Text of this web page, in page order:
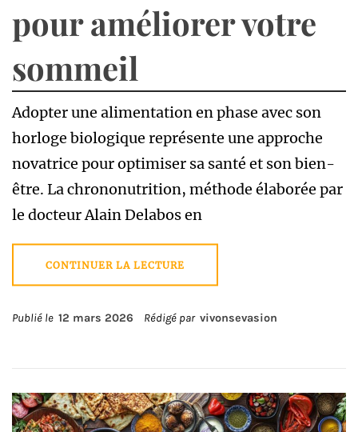
pour améliorer votre
sommeil
Adopter une alimentation en phase avec son
horloge biologique représente une approche
novatrice pour optimiser sa santé et son bien-
être. La chrononutrition, méthode élaborée par
le docteur Alain Delabos en
CONTINUER LA LECTURE
Publié le 12 mars 2026 Rédigé par vivonsevasion